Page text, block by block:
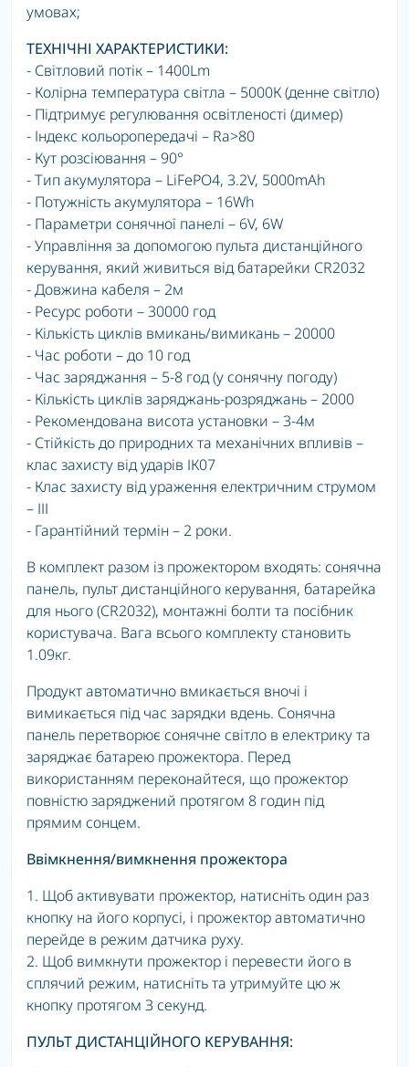
умовах;
ТЕХНІЧНІ ХАРАКТЕРИСТИКИ:
- Світловий потік – 1400Lm
- Колірна температура світла – 5000К (денне світло)
- Підтримує регулювання освітленості (димер)
- Індекс кольоропередачі – Ra>80
- Кут розсіювання – 90°
- Тип акумулятора – LiFePO4, 3.2V, 5000mAh
- Потужність акумулятора – 16Wh
- Параметри сонячної панелі – 6V, 6W
- Управління за допомогою пульта дистанційного
керування, який живиться від батарейки CR2032
- Довжина кабеля – 2м
- Ресурс роботи – 30000 год
- Кількість циклів вмикань/вимикань – 20000
- Час роботи – до 10 год
- Час заряджання – 5-8 год (у сонячну погоду)
- Кількість циклів заряджань-розряджань – 2000
- Рекомендована висота установки – 3-4м
- Стійкість до природних та механічних впливів –
клас захисту від ударів ІК07
- Клас захисту від ураження електричним струмом
– ІІІ
- Гарантійний термін – 2 роки.
В комплект разом із прожектором входять: сонячна
панель, пульт дистанційного керування, батарейка
для нього (CR2032), монтажні болти та посібник
користувача. Вага всього комплекту становить
1.09кг.
Продукт автоматично вмикається вночі і
вимикається під час зарядки вдень. Сонячна
панель перетворює сонячне світло в електрику та
заряджає батарею прожектора. Перед
використанням переконайтеся, що прожектор
повністю заряджений протягом 8 годин під
прямим сонцем.
Ввімкнення/вимкнення прожектора
1. Щоб активувати прожектор, натисніть один раз
кнопку на його корпусі, і прожектор автоматично
перейде в режим датчика руху.
2. Щоб вимкнути прожектор і перевести його в
сплячий режим, натисніть та утримуйте цю ж
кнопку протягом З секунд.
ПУЛЬТ ДИСТАНЦІЙНОГО КЕРУВАННЯ: